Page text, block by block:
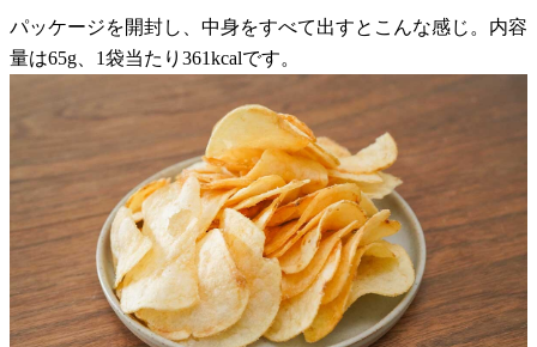
パッケージを開封し、中身をすべて出すとこんな感じ。内容
量は65g、1袋当たり361kcalです。